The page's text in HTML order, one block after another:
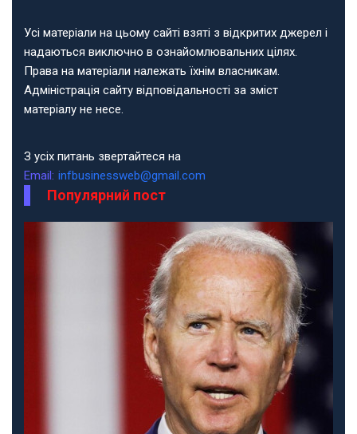
Усі матеріали на цьому сайті взяті з відкритих джерел і
надаються виключно в ознайомлювальних цілях.
Права на матеріали належать їхнім власникам.
Адміністрація сайту відповідальності за зміст
матеріалу не несе.
З усіх питань звертайтеся на
Email: infbusinessweb@gmail.com
Популярний пост